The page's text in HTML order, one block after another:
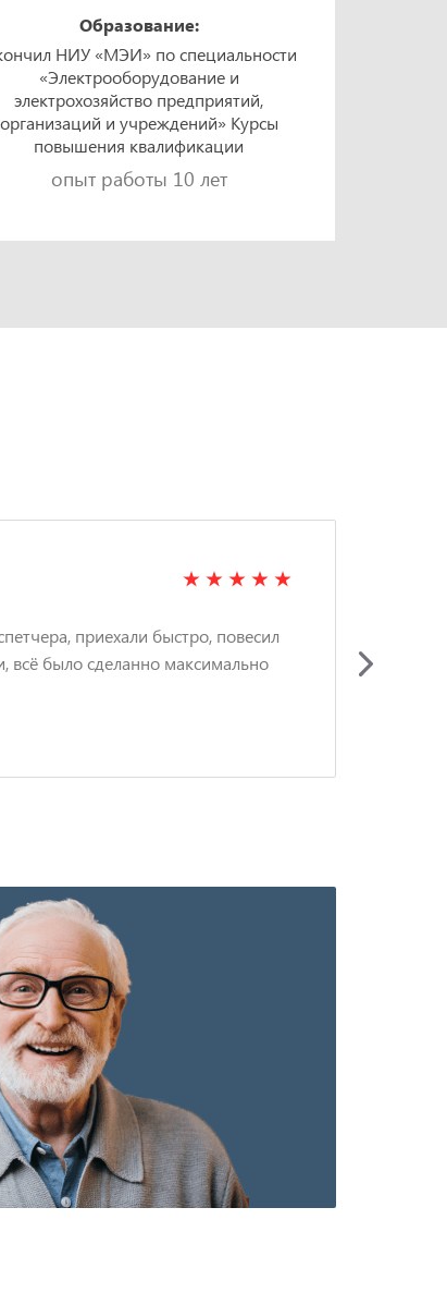
Образование:
НИУ «МЭИ» по специальности
«Электрооборудование и
электрохозяйство предприятий,
организаций и учреждений» Курсы
повышения квалификации
опыт работы 10 лет
приехали быстро, повесил
всё было сделанно максимально